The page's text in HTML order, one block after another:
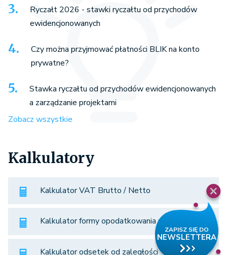
Ryczałt 2026 - stawki ryczałtu od przychodów
ewidencjonowanych
Czy można przyjmować płatności BLIK na konto
prywatne?
Stawka ryczałtu od przychodów ewidencjonowanych
a zarządzanie projektami
Zobacz wszystkie
Kalkulatory
Kalkulator VAT Brutto / Netto
Kalkulator formy opodatkowania na 2025 rok
Kalkulator odsetek od zaległości